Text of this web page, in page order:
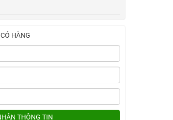
HÀNG
THÔNG TIN